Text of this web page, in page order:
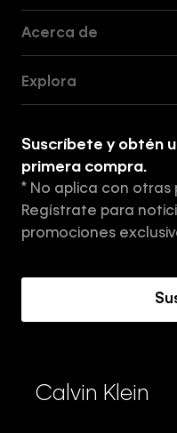
Acerca de
Tiendas
Aviso de privacidad
Términos y
Explora
Suscríbete y obtén
primera compra.
* No aplica con otras
Regístrate para
promociones
Calvin Klein